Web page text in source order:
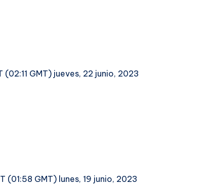
(02:11 GMT) jueves, 22 junio, 2023
(01:58 GMT) lunes, 19 junio, 2023